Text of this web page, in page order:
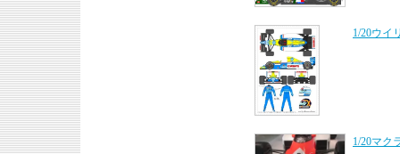
1/20ウイ
1/20マク